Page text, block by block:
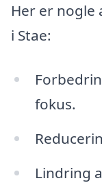
Her er
i Stae:
fokus.
Lindring